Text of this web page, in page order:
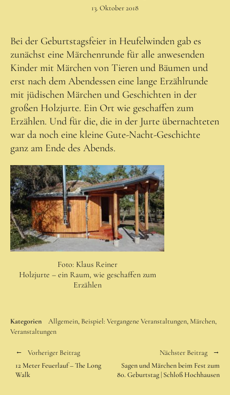
Teilnehmende
Waldpädagogik
Waldpädagogik
Erlebnis-Bildungsraum Wald
Bedürfnisse und Zielgruppen
Programme
für Kinder
für SchülerInnen
für Erwachsene
Über mich als Waldpädagogen
Termine
Über mich
Kontakt
13. Oktober 2018
Bei der Geburtstagsfeier in Heufelwinden gab es
zunächst eine Märchenrunde für alle anwesenden
Kinder mit Märchen von Tieren und Bäumen und
erst nach dem Abendessen eine lange Erzählrunde
mit jüdischen Märchen und Geschichten in der
großen Holzjurte. Ein Ort wie geschaffen zum
Erzählen. Und für die, die in der Jurte übernachteten
war da noch eine kleine Gute-Nacht-Geschichte
ganz am Ende des Abends.
Foto: Klaus Reiner
Holzjurte – ein Raum, wie geschaffen zum
Erzählen
Kategorien Allgemein Beispiel: Vergangene Veranstaltungen Märchen
Veranstaltungen
Vorheriger Beitrag
12 Meter Feuerlauf – The Long
Walk
Nächster Beitrag
Sagen und Märchen beim Fest zum
80. Geburtstag | Schloß Hochhausen